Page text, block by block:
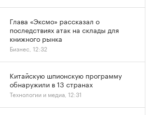
Глава «Эксмо» рассказал о
последствиях атак на склады для
книжного рынка
Бизнес, 12:32
Китайскую шпионскую программу
обнаружили в 13 странах
Технологии и медиа, 12:31